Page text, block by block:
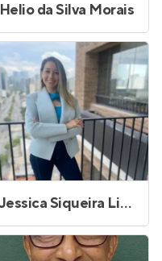
Helio da Silva Morais
Jessica Siqueira Lima